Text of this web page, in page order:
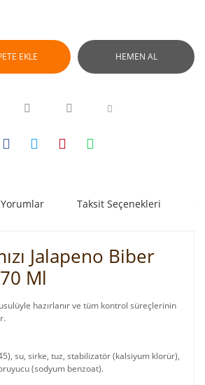
EKLE HEMEN AL
Yorumlar Taksit Seçenekleri
Jalapeno Biber
Ml
hazırlanır ve tüm kontrol süreçlerinin
su, sirke, tuz, stabilizatör (kalsiyum klorür),
(sodyum benzoat).